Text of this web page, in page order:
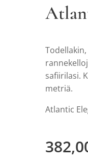
safiirilasi.
metriä.
Atlantic